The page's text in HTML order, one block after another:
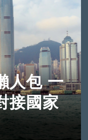
人包 一
接國家